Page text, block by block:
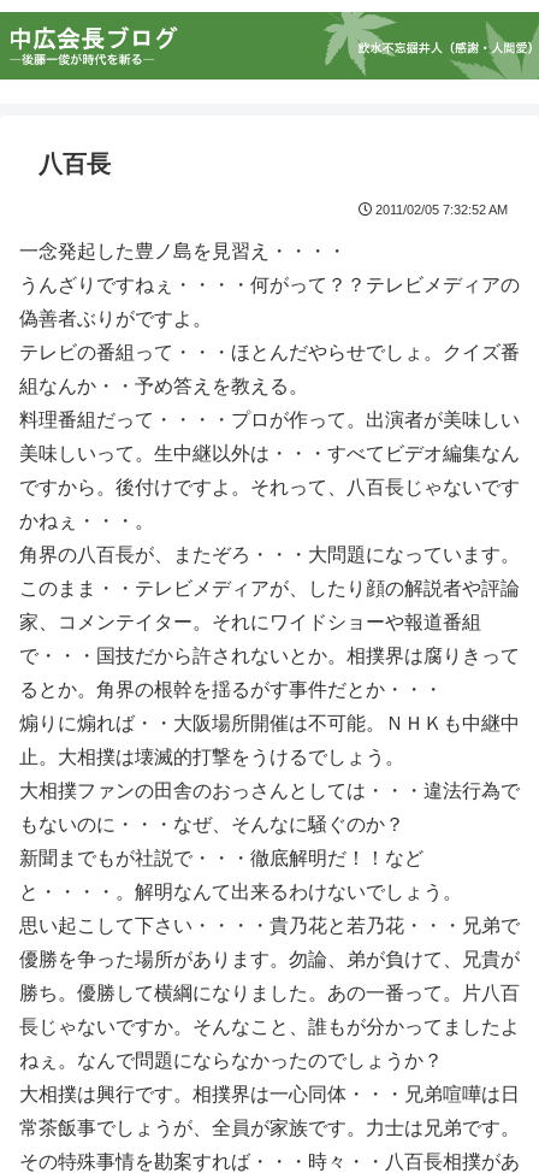
八百長
2011/02/05 7:32:52 AM
一念発起した豊ノ島を見習え・・・・
うんざりですねぇ・・・・何がって？？テレビメディアの
偽善者ぶりがですよ。
テレビの番組って・・・ほとんだやらせでしょ。クイズ番
組なんか・・予め答えを教える。
料理番組だって・・・・プロが作って。出演者が美味しい
美味しいって。生中継以外は・・・すべてビデオ編集なん
ですから。後付けですよ。それって、八百長じゃないです
かねぇ・・・。
角界の八百長が、またぞろ・・・大問題になっています。
このまま・・テレビメディアが、したり顔の解説者や評論
家、コメンテイター。それにワイドショーや報道番組
で・・・国技だから許されないとか。相撲界は腐りきって
るとか。角界の根幹を揺るがす事件だとか・・・
煽りに煽れば・・大阪場所開催は不可能。ＮＨＫも中継中
止。大相撲は壊滅的打撃をうけるでしょう。
大相撲ファンの田舎のおっさんとしては・・・違法行為で
もないのに・・・なぜ、そんなに騒ぐのか？
新聞までもが社説で・・・徹底解明だ！！など
と・・・・。解明なんて出来るわけないでしょう。
思い起こして下さい・・・・貴乃花と若乃花・・・兄弟で
優勝を争った場所があります。勿論、弟が負けて、兄貴が
勝ち。優勝して横綱になりました。あの一番って。片八百
長じゃないですか。そんなこと、誰もが分かってましたよ
ねぇ。なんで問題にならなかったのでしょうか？
大相撲は興行です。相撲界は一心同体・・・兄弟喧嘩は日
常茶飯事でしょうが、全員が家族です。力士は兄弟です。
その特殊事情を勘案すれば・・・時々・・八百長相撲があ